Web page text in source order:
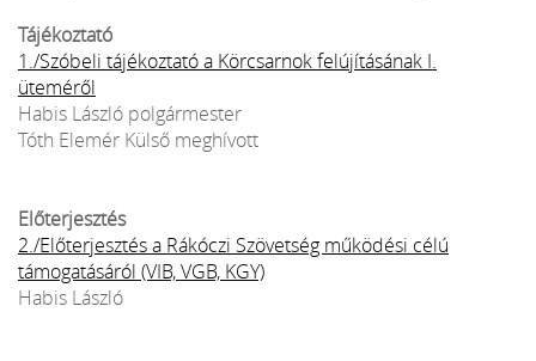
Tájékoztató
1./Szóbeli tájékoztató a Körcsarnok felújításának I.
üteméről
Habis László polgármester
Tóth Elemér Külső meghívott
Előterjesztés
2./Előterjesztés a Rákóczi Szövetség működési célú
támogatásáról (VIB, VGB, KGY)
Habis László